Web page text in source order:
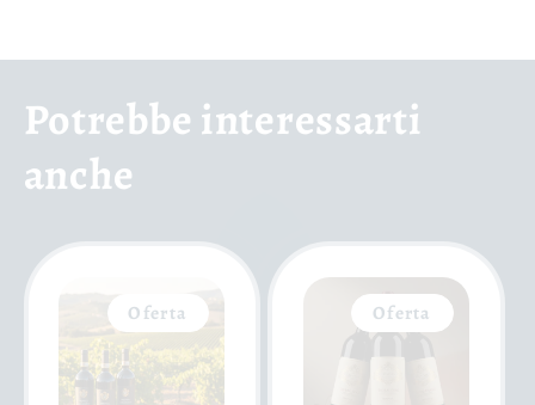
Potrebbe interessarti
anche
Oferta Oferta